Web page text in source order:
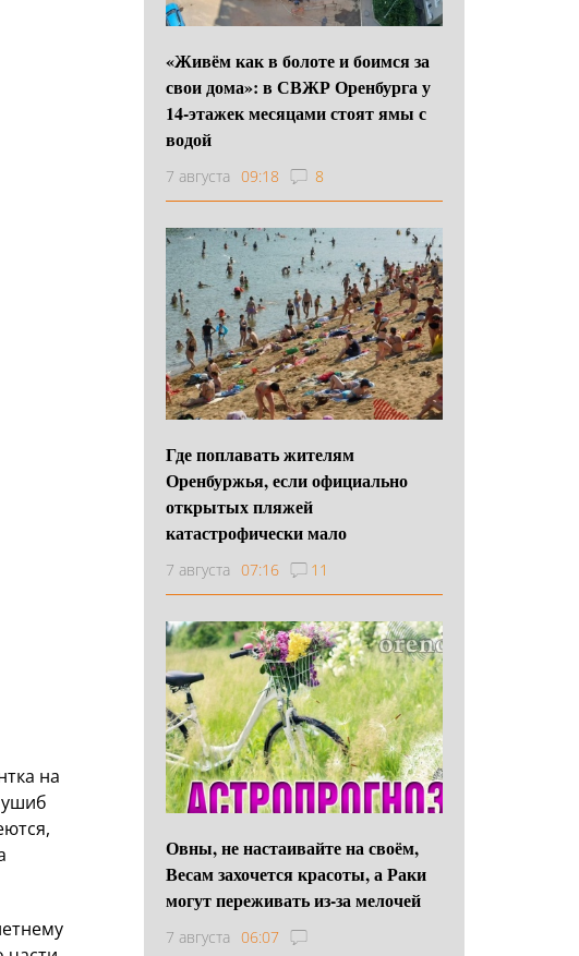
на
ушиб
«Живём как в болоте и боимся за
свои дома»: в СВЖР Оренбурга у
14-этажек месяцами стоят ямы с
водой
7 августа 09:18 8
Где поплавать жителям
Оренбуржья, если официально
открытых пляжей
катастрофически мало
7 августа 07:16 11
Овны, не настаивайте на своём,
Весам захочется красоты, а Раки
могут переживать из-за мелочей
7 августа 06:07